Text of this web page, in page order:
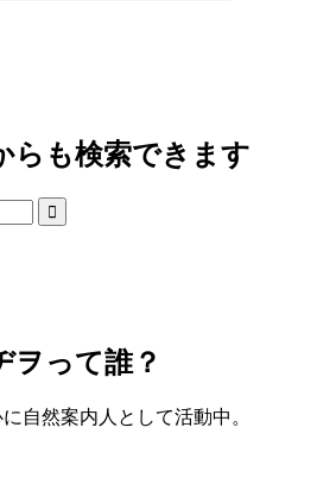
らも検索できます
ヲって誰？
自然案内人として活動中。